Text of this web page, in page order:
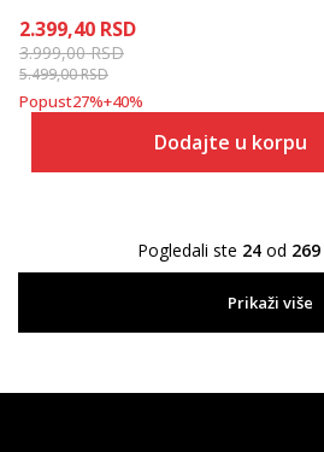
2.399,40 RSD
3.999,00RSD
5.499,00RSD
Popust27%+40%
Dodajte u korpu
Pogledali ste 24 od 269
Prikaži više